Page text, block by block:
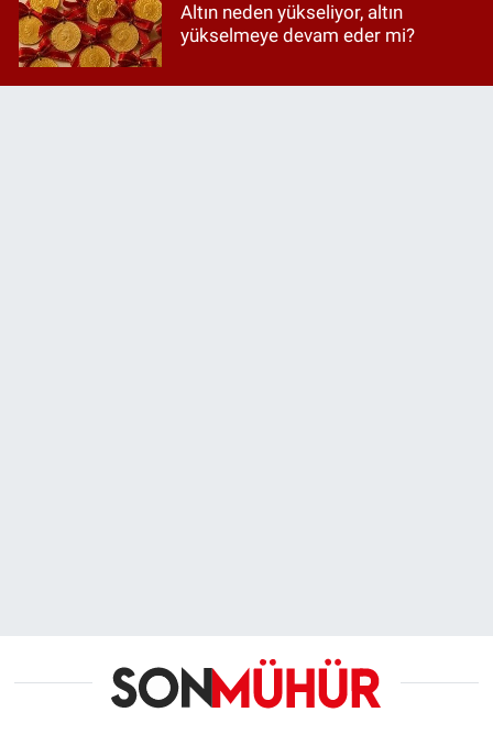
Altın neden yükseliyor, altın
yükselmeye devam eder mi?